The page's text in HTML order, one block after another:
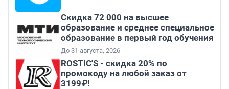
Скидка 72 000 на высшее
образование и среднее специальное
образование в первый год обучения
До 31 августа, 2026
ROSTIC'S - скидка 20% по
промокоду на любой заказ от
3199₽!